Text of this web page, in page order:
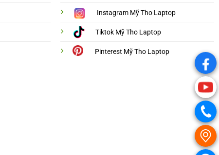
Instagram Mỹ Tho Laptop
Tiktok Mỹ Tho Laptop
Pinterest Mỹ Tho Laptop
.
.
.
.